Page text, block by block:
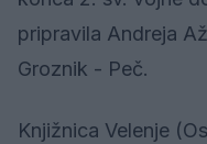
pripravila Andreja
Groznik - Peč.
Knjižnica Velenje